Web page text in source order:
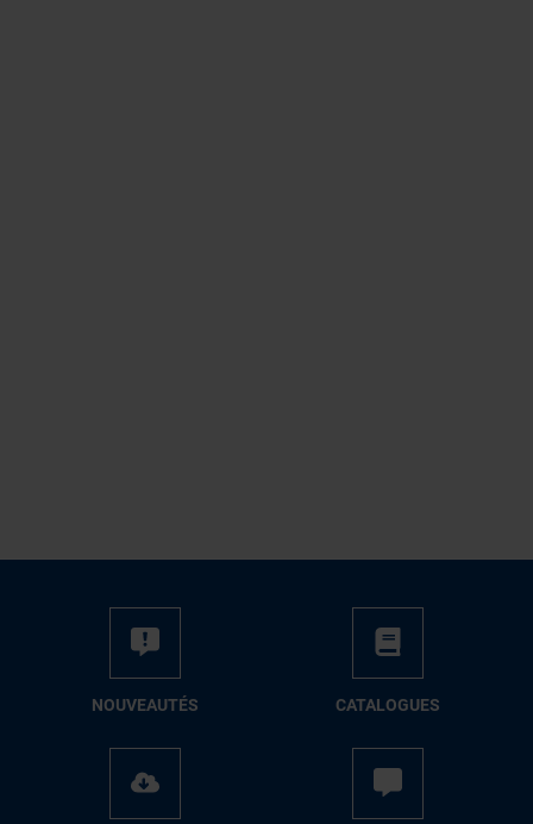
NOUVEAUTÉS CATALOGUES